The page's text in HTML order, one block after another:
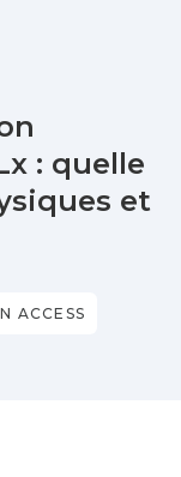
: quelle
et
ACCESS